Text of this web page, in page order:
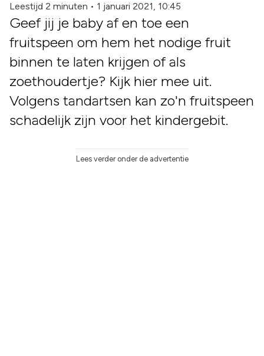
Leestijd 2 minuten • 1 januari 2021, 10:45
Geef jij je baby af en toe een
fruitspeen om hem het nodige fruit
binnen te laten krijgen of als
zoethoudertje? Kijk hier mee uit.
Volgens tandartsen kan zo'n fruitspeen
schadelijk zijn voor het kindergebit.
Lees verder onder de advertentie